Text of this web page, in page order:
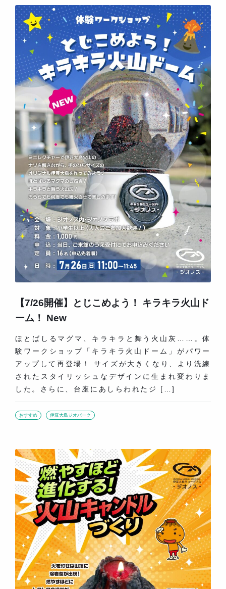
【7/26開催】とじこめよう！ キラキラ火山ド
ーム！ New
ほとばしるマグマ、キラキラと舞う火山灰……。体
験ワークショップ「キラキラ火山ドーム」がパワー
アップして再登場！ サイズが大きくなり、より洗練
されたスタイリッシュなデザインに生まれ変わりま
した。さらに、台座にあしらわれたジ […]
おすすめ 伊豆大島ジオパーク